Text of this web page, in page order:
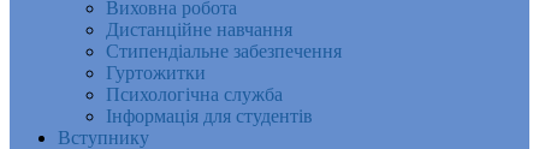
Виховна робота
Дистанційне навчання
Стипендіальне забезпечення
Гуртожитки
Психологічна служба
Інформація для студентів
Вступнику